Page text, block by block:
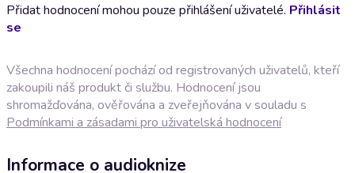
Přidat hodnocení mohou pouze přihlášení uživatelé. Přihlásit
se
Všechna hodnocení pochází od registrovaných uživatelů, kteří
zakoupili náš produkt či službu. Hodnocení jsou
shromažďována, ověřována a zveřejňována v souladu s
Podmínkami a zásadami pro uživatelská hodnocení
Informace o audioknize